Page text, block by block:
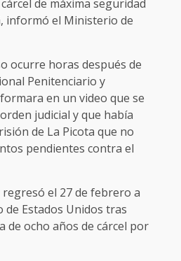
de máxima seguridad
informó el Ministerio de
ocurre horas después de
Penitenciario y
en un video que se
judicial y que había
de La Picota que no
pendientes contra el
el 27 de febrero a
Estados Unidos tras
de ocho años de cárcel por